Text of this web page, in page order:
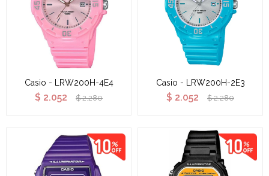
Casio - LRW200H-4E4
$ 2.052 $ 2.280
Casio - LRW200H-2E3
$ 2.052 $ 2.280